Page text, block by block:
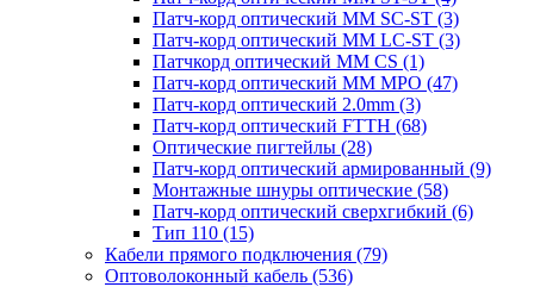
Патч-корд оптический MM SC-ST (3)
Патч-корд оптический MM LC-ST (3)
Патчкорд оптический MM CS (1)
Патч-корд оптический MM MPO (47)
Патч-корд оптический 2.0mm (3)
Патч-корд оптический FTTH (68)
Оптические пигтейлы (28)
Патч-корд оптический армированный (9)
Монтажные шнуры оптические (58)
Патч-корд оптический сверхгибкий (6)
Тип 110 (15)
Кабели прямого подключения (79)
Оптоволоконный кабель (536)